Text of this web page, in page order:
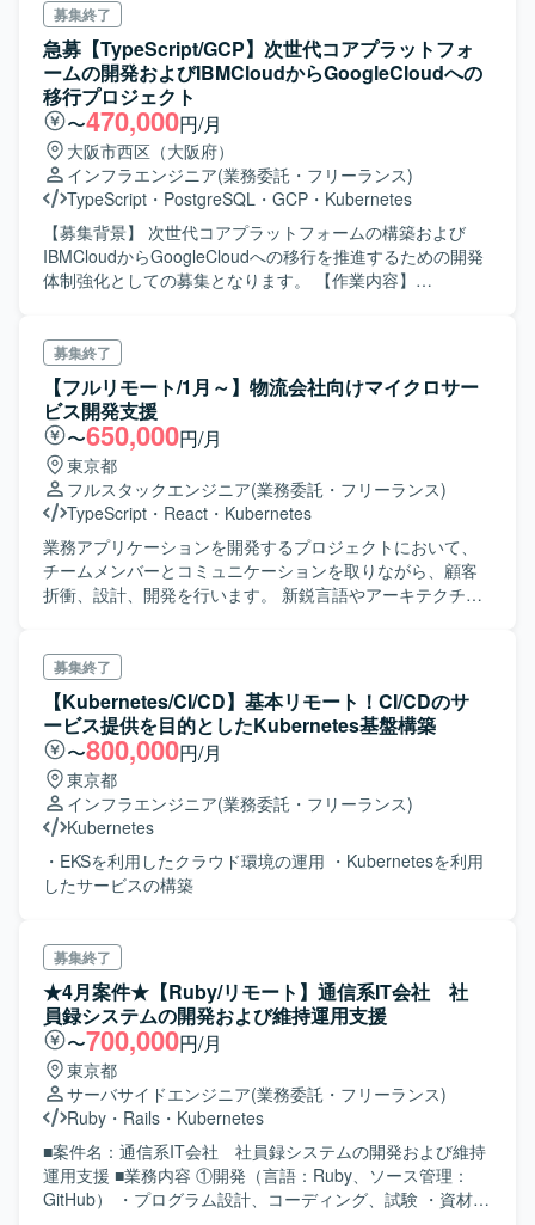
担当いただきます。 ・基盤要員として、エンド側システム
をテストベッド環境へ移行し、各種アプリケーションを試
行できるようにするための基盤開発を行っていただきま
す。 ・Kubernetes上で各種ミドルウェアやDB、監視・ログ
基盤などの構築および設定作業を実施いただきます。 ・既
に構築済みのシステムを用いた実証において、基盤側およ
びアプリ側の技術的な支援や改善対応を行っていただきま
す。 ・アプリ要員として、Kubernetesクラスター内で動作
するPythonアプリケーションの開発・改修・検証を行って
いただきます。 ・実証結果や検証内容を整理し、ドキュメ
ントとしてナレッジ化していただきます。 【求める人物
像】 ・技術的な試行錯誤を楽しみながら、自ら課題を見つ
論し合える方を歓迎いたします。 ・新しい技術要素やツー
ルに対して前向きにキャッチアップし、知見として蓄積・
共有していただける方を想定しております。 ・自律的にタ
スクを管理し、ゴールから逆算して動ける方にマッチする
ポジションです。 【ポジションの魅力】 ・自動車関連の先
進的なシステム領域において、テストベッド環境の構築や
実証など上流フェーズから関わることができます。 ・
Kubernetesを中心としたモダンな基盤技術や各種ミドルウ
ェア、Pythonによるアプリ開発など、幅広い技術スタック
を実務で扱うことができます。 ・PoCや実証を通じて、ア
ーキテクチャ設計や技術選定にも関与できるため、技術的
な成長機会が多い環境です。 ・ナレッジの整理・文章化を
キルも磨いていただけます。 【開発環境】 ・Kubernetesク
ラスター環境 ・Databricks ・各種ミドルウェア
（PostgreSQL, Redis, MongoDB, Kafka, Mosquitto,
RabbitMQ, Triton Inference Server, elasticsearch, grafana,
fluentd, metricbeat, cert-manager, keycloakなど） ・
Pythonを用いたアプリケーション開発 ・Jira / Confluence
等のドキュメント・タスク管理ツール
募集終了
急募【TypeScript/GCP】次世代コアプラットフォ
ームの開発およびIBMCloudからGoogleCloudへの
移行プロジェクト
〜470,000円/月
大阪市西区（大阪府）
インフラエンジニア(業務委託・フリーランス)
TypeScript ・ PostgreSQL ・ GCP ・ Kubernetes
【募集背景】 次世代コアプラットフォームの構築および
IBMCloudからGoogleCloudへの移行を推進するための開発
体制強化としての募集となります。 【作業内容】
Terraformコードを用いたGoogleCloud環境の構築・検証・
調整、バックエンド開発、メッセージング基盤（MQTT
Broker）との連携処理の実装など、基盤構築と初期のコア
実装にフォーカスして対応いただきます。 【求める人物
像】 クラウドネイティブなアーキテクチャへの関心が高
く、新しい技術やサービスに対して主体的にキャッチアッ
プしながら取り組める方を求めています。また、インフラ
とアプリケーションの両面に跨るタスクに柔軟に対応し、
チームと協調しながら着実に作業を進められる方が望まし
いです。 【ポジションの魅力】 GoogleCloudを中心とした
最新のクラウドネイティブ技術スタックに携わりながら、
バックエンド実装まで幅広い領域を経験できるため、フル
スタック志向の技術力向上にもつながります。 【開発環
境】 言語/FW：Nest.js, TypeScript DB：PostgreSQL, Redis
メッセージング/IoT：MQTT（EMQX） クラウド/インフ
ラ：Google Cloud（GKE, Pub/Sub, Cloud Storage,
Dataflow, BigQuery等）, Terraform
募集終了
【フルリモート/1月～】物流会社向けマイクロサー
ビス開発支援
〜650,000円/月
東京都
フルスタックエンジニア(業務委託・フリーランス)
TypeScript ・ React ・ Kubernetes
業務アプリケーションを開発するプロジェクトにおいて、
チームメンバーとコミュニケーションを取りながら、顧客
折衝、設計、開発を行います。 新鋭言語やアーキテクチャ
募集終了
【Kubernetes/CI/CD】基本リモート！CI/CDのサ
ービス提供を目的としたKubernetes基盤構築
〜800,000円/月
東京都
インフラエンジニア(業務委託・フリーランス)
Kubernetes
・EKSを利用したクラウド環境の運用 ・Kubernetesを利用
したサービスの構築
募集終了
★4月案件★【Ruby/リモート】通信系IT会社 社
員録システムの開発および維持運用支援
〜700,000円/月
東京都
サーバサイドエンジニア(業務委託・フリーランス)
Ruby ・ Rails ・ Kubernetes
■案件名：通信系IT会社 社員録システムの開発および維持
運用支援 ■業務内容 ①開発（言語：Ruby、ソース管理：
GitHub） ・プログラム設計、コーディング、試験 ・資材管